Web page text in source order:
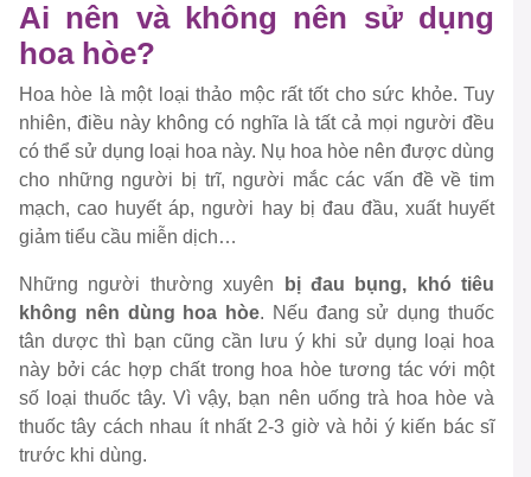
Ai nên và không nên sử dụng
hoa hòe?
Hoa hòe là một loại thảo mộc rất tốt cho sức khỏe. Tuy
nhiên, điều này không có nghĩa là tất cả mọi người đều
có thể sử dụng loại hoa này. Nụ hoa hòe nên được dùng
cho những người bị trĩ, người mắc các vấn đề về tim
mạch, cao huyết áp, người hay bị đau đầu, xuất huyết
giảm tiểu cầu miễn dịch…
Những người thường xuyên
bị đau bụng, khó tiêu
không nên dùng hoa hòe. Nếu đang sử dụng thuốc
tân dược thì bạn cũng cần lưu ý khi sử dụng loại hoa
này bởi các hợp chất trong hoa hòe tương tác với một
số loại thuốc tây. Vì vậy, bạn nên uống trà hoa hòe và
thuốc tây cách nhau ít nhất 2-3 giờ và hỏi ý kiến ​​bác sĩ
trước khi dùng.